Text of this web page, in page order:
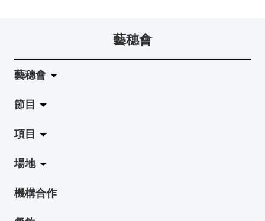
藝穗會
藝穗會
關於藝穗會
藝穗會的演化
使命與宗旨
藝穗會架構
節目
拉闊
展覽
演出
項目
Jazz-Go-Central, Jazz-Go-Fringe
LPL
場地
陳麗玲畫廊
機構合作